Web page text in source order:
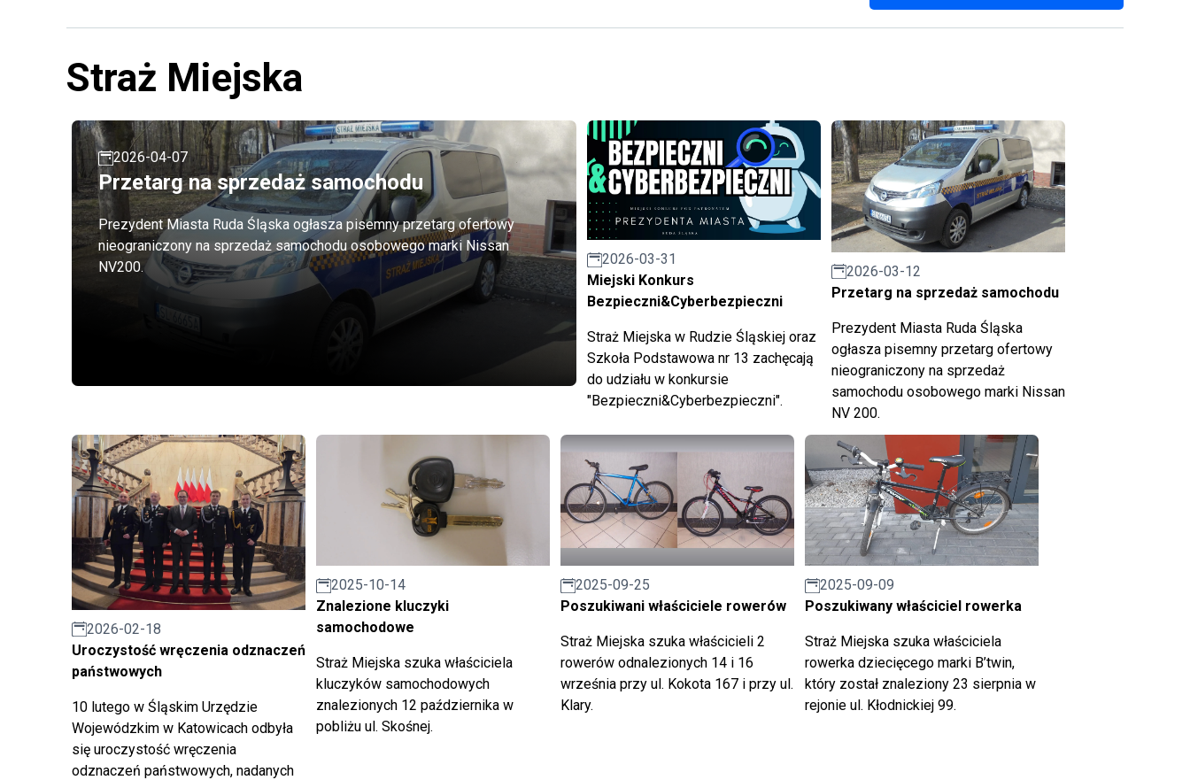
Straż Miejska
2026-04-07
Przetarg na sprzedaż samochodu
Prezydent Miasta Ruda Śląska ogłasza pisemny przetarg ofertowy
nieograniczony na sprzedaż samochodu osobowego marki Nissan
NV200.
2026-03-31
Miejski Konkurs
Bezpieczni&Cyberbezpieczni
Straż Miejska w Rudzie Śląskiej oraz
Szkoła Podstawowa nr 13 zachęcają
do udziału w konkursie
"Bezpieczni&Cyberbezpieczni".
2026-03-12
Przetarg na sprzedaż samochodu
Prezydent Miasta Ruda Śląska
ogłasza pisemny przetarg ofertowy
nieograniczony na sprzedaż
samochodu osobowego marki Nissan
NV 200.
2026-02-18
Uroczystość wręczenia odznaczeń
państwowych
10 lutego w Śląskim Urzędzie
Wojewódzkim w Katowicach odbyła
się uroczystość wręczenia
odznaczeń państwowych, nadanych
2025-10-14
Znalezione kluczyki
samochodowe
Straż Miejska szuka właściciela
kluczyków samochodowych
znalezionych 12 października w
pobliżu ul. Skośnej.
2025-09-25
Poszukiwani właściciele rowerów
Straż Miejska szuka właścicieli 2
rowerów odnalezionych 14 i 16
września przy ul. Kokota 167 i przy ul.
Klary.
2025-09-09
Poszukiwany właściciel rowerka
Straż Miejska szuka właściciela
rowerka dziecięcego marki B’twin,
który został znaleziony 23 sierpnia w
rejonie ul. Kłodnickiej 99.